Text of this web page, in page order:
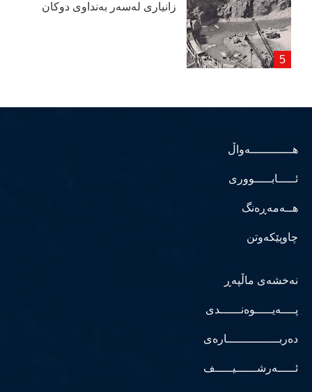
زانیاری لەسەر بەنداوی دوكان
هــــــــــــەواڵ
ئـــــابـــــووری
هــەمەڕەنگ
چاوپێکەوتن
نەخشەی ماڵپەڕ
پــــەیـــــوەنــــــدی
دەربـــــــــــــــارەی
ئـــــەرشــــــیـــــف